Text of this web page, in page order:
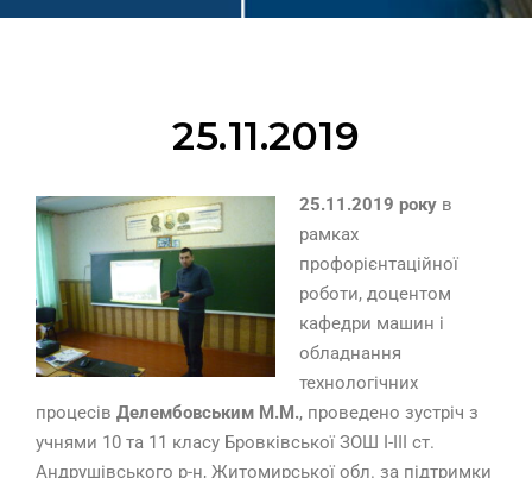
25.11.2019
25.11.2019 року в
рамках
профорієнтаційної
роботи, доцентом
кафедри машин і
обладнання
технологічних
процесів Делембовським М.М., проведено зустріч з
учнями 10 та 11 класу Бровківської ЗОШ І-ІІІ ст.
Андрушівського р-н, Житомирської обл. за підтримки